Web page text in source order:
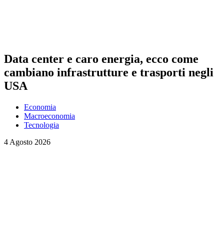
Data center e caro energia, ecco come
cambiano infrastrutture e trasporti negli
USA
Economia
Macroeconomia
Tecnologia
4 Agosto 2026